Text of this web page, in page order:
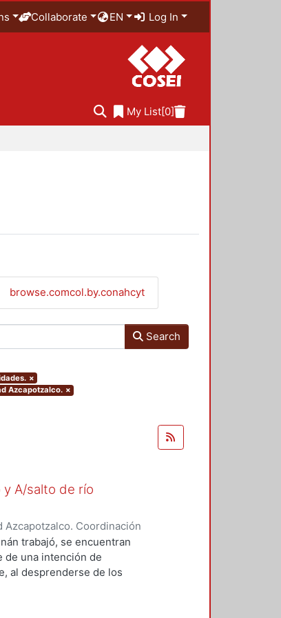
Collaborate EN Log In
My List[0]
browse.comcol.by.conahcyt
Search
×
Azcapotzalco. ×
y A/salto de río
Coordinación
Alejandra
trabajó, se encuentran
de una intención de
al desprenderse de los